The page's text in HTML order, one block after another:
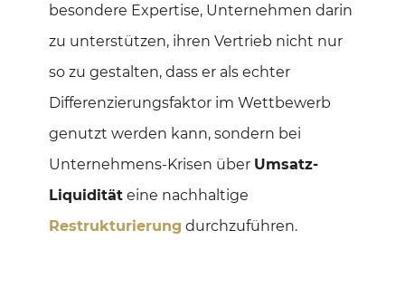
besondere Expertise, Unternehmen darin
zu unterstützen, ihren Vertrieb nicht nur
so zu gestalten, dass er als echter
Differenzierungsfaktor im Wettbewerb
genutzt werden kann, sondern bei
Unternehmens-Krisen über Umsatz-
Liquiditäteine nachhaltige
Restrukturierung durchzuführen.